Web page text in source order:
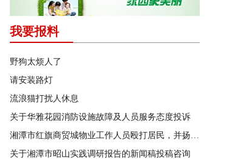
我要报料
野狗太烦人了
请安装路灯
流浪猫打扰人休息
关于华雅花园消防设施故障及人员服务态度投诉
湘潭市红旗商贸城物业工作人员殴打居民，并扬言恐吓“我打死你有冯友根负责”
关于湘潭市昭山实践调研报告的新闻稿投稿咨询